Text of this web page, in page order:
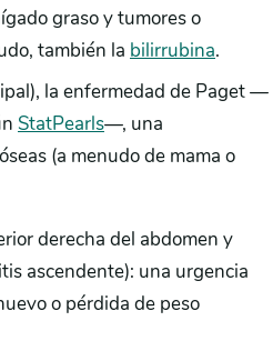
graso y tumores o
también la bilirrubina.
la enfermedad de Paget —
StatPearls—, una
(a menudo de mama o
derecha del abdomen y
ascendente): una urgencia
o pérdida de peso